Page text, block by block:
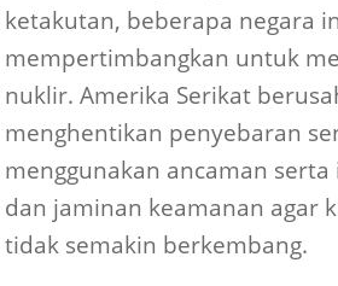
ketakutan, beberapa negara
mempertimbangkan untuk
nuklir. Amerika Serikat
menghentikan penyebaran
menggunakan ancaman
dan jaminan keamanan agar
tidak semakin berkembang.